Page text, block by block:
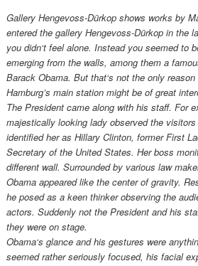
Gallery Hengevoss-Dürkop shows works by
entered the gallery Hengevoss-Dürkop in the
you didn‘t feel alone. Instead you seemed to
emerging from the walls, among them a
Barack Obama. But that‘s not the only
Hamburg’s main station might be of great
The President came along with his staff. For
majestically looking lady observed the
identified her as Hillary Clinton, former First
Secretary of the United States. Her boss
different wall. Surrounded by various law
Obama appeared like the center of gravity.
he posed as a keen thinker observing the
actors. Suddenly not the President and his
they were on stage.
Obama‘s glance and his gestures were
seemed rather seriously focused, his facial